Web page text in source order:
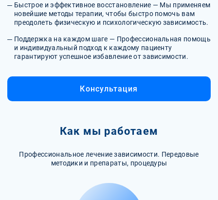
Быстрое и эффективное восстановление — Мы применяем
новейшие методы терапии, чтобы быстро помочь вам
преодолеть физическую и психологическую зависимость.
Поддержка на каждом шаге — Профессиональная помощь
и индивидуальный подход к каждому пациенту
гарантируют успешное избавление от зависимости.
Консультация
Как мы работаем
Профессиональное лечение зависимости. Передовые
методики и препараты, процедуры